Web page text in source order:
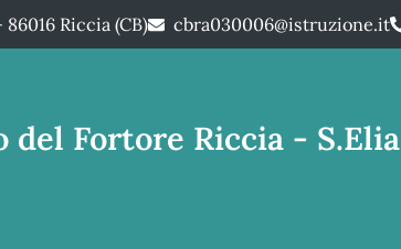
Riccia (CB) cbra030006@istruzione.it
Fortore Riccia - S.Elia